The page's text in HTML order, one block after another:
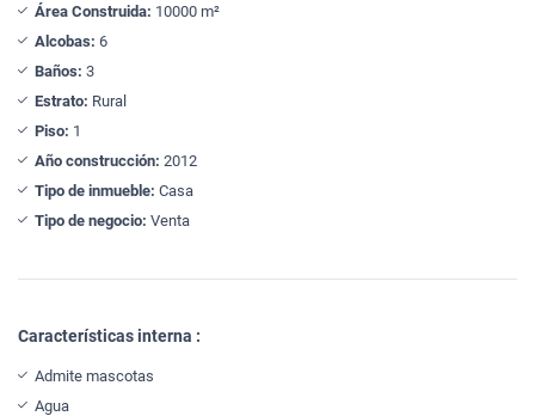
Área Construida: 10000 m²
Alcobas: 6
Baños: 3
Estrato: Rural
Piso: 1
Año construcción: 2012
Tipo de inmueble: Casa
Tipo de negocio: Venta
Características interna :
Admite mascotas
Agua